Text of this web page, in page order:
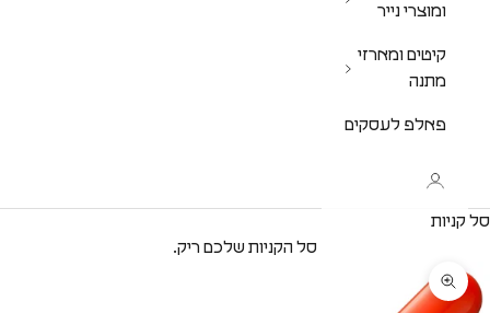
ומוצרי נייר
קיטים ומארזי
מתנה
פאלפ לעסקים
סל קניות
סל הקניות שלכם ריק.